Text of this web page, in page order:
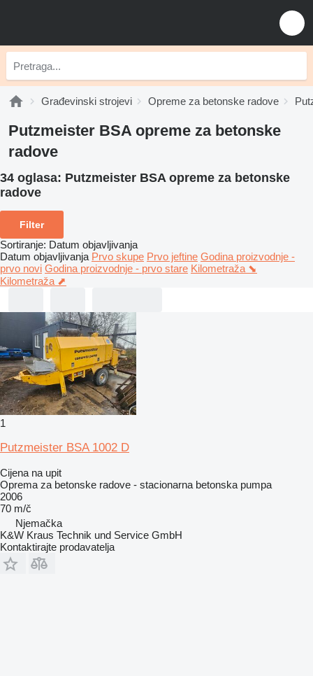
Građevinski strojevi Opreme za betonske radove
Putzmeister BSA opreme za betonske
radove
34 oglasa: Putzmeister BSA opreme za betonske
radove
Filter
Sortiranje: Datum objavljivanja
Datum objavljivanja Prvo skupe Prvo jeftine Godina proizvodnje -
prvo novi Godina proizvodnje - prvo stare Kilometraža ⬊
Kilometraža ⬈
1
Putzmeister BSA 1002 D
Cijena na upit
Oprema za betonske radove - stacionarna betonska pumpa
2006
70 m/č
Njemačka
K&W Kraus Technik und Service GmbH
Kontaktirajte prodavatelja